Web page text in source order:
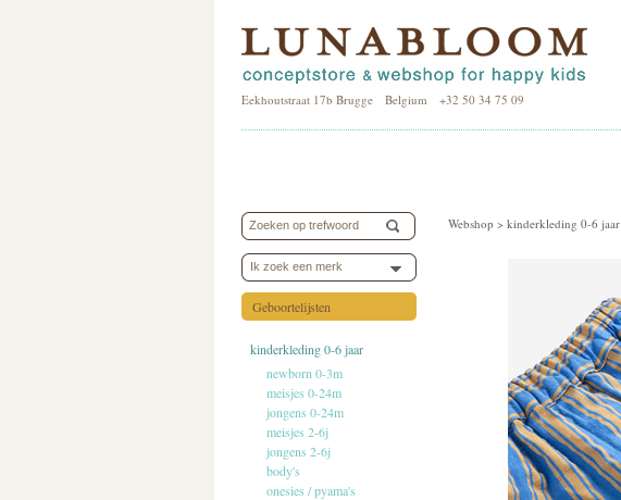
Eekhoutstraat 17b Brugge Belgium +32 50 34 75 09
Ik zoek een merk
Geboortelijsten
kinderkleding 0-6 jaar
newborn 0-3m
meisjes 0-24m
jongens 0-24m
meisjes 2-6j
jongens 2-6j
body's
onesies / pyama's
Webshop > kinderkleding 0-6 jaar